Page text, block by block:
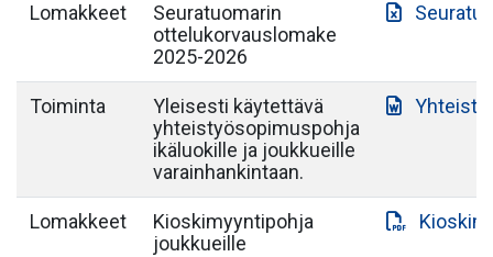
Lomakkeet
Seuratuomarin
ottelukorvauslomake
2025-2026
Toiminta
Yleisesti käytettävä
yhteistyösopimuspohja
ikäluokille ja joukkueille
varainhankintaan.
Lomakkeet
Kioskimyyntipohja
joukkueille